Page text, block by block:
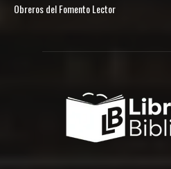
Obreros del Fomento Lector